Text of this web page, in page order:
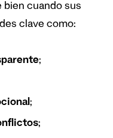
bien cuando sus
clave como:
;
;
;